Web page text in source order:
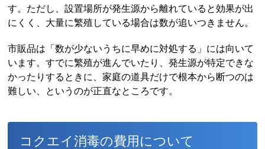
す。ただし、設置場所が発生源から離れていると効果が出
にくく、大量に繁殖している場合は数が追いつきません。
市販品は「数が少ないうちに早めに対処する」には向いて
います。すでに繁殖が進んでいたり、発生源が特定できな
かったりするときに、家庭の道具だけで根本から断つのは
難しい、というのが正直なところです。
コクエイ消毒の費用について